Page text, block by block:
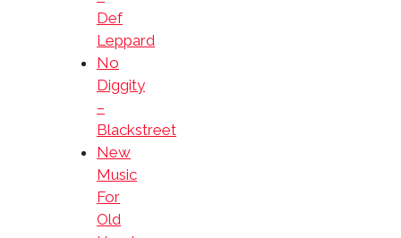
Def
Leppard
No
Diggity
–
Blackstreet
New
Music
For
Old